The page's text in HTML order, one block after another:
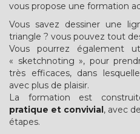
vous propose une formation
Vous savez dessiner une
triangle ? vous pouvez tout
Vous pourrez également
« sketchnoting », pour
très efficaces, dans
avec plus de plaisir.
La formation est
pratique et convivial, avec
étapes.